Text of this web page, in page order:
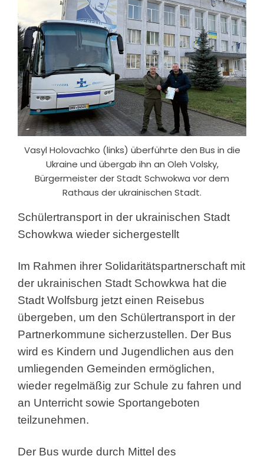
Vasyl Holovachko (links) überführte den Bus in die
Ukraine und übergab ihn an Oleh Volsky,
Bürgermeister der Stadt Schwokwa vor dem
Rathaus der ukrainischen Stadt.
Schülertransport in der ukrainischen Stadt
Schowkwa wieder sichergestellt
Im Rahmen ihrer Solidaritätspartnerschaft mit
der ukrainischen Stadt Schowkwa hat die
Stadt Wolfsburg jetzt einen Reisebus
übergeben, um den Schülertransport in der
Partnerkommune sicherzustellen. Der Bus
wird es Kindern und Jugendlichen aus den
umliegenden Gemeinden ermöglichen,
wieder regelmäßig zur Schule zu fahren und
an Unterricht sowie Sportangeboten
teilzunehmen.
Der Bus wurde durch Mittel des